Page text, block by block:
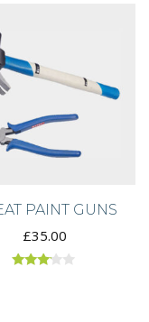
PAINT GUNS
£35.00